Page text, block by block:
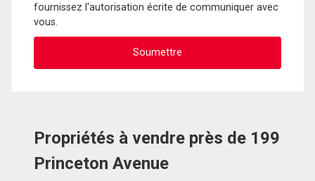
fournissez l'autorisation écrite de communiquer avec
vous.
Propriétés à vendre près de 199
Princeton Avenue